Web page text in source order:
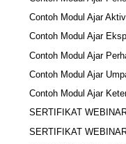
Contoh Modul Ajar
Contoh Modul Ajar
Contoh Modul Ajar
Contoh Modul Ajar
Contoh Modul Ajar
SERTIFIKAT
SERTIFIKAT